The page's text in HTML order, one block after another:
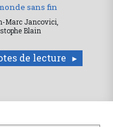
sans fin
Marc Jancovici,
Blain
de lecture